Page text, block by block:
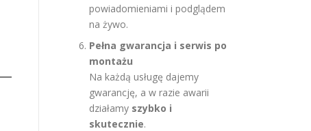
powiadomieniami i podglądem
na żywo.
Pełna gwarancja i serwis po
montażu
Na każdą usługę dajemy
gwarancję, a w razie awarii
działamy szybko i
skutecznie.